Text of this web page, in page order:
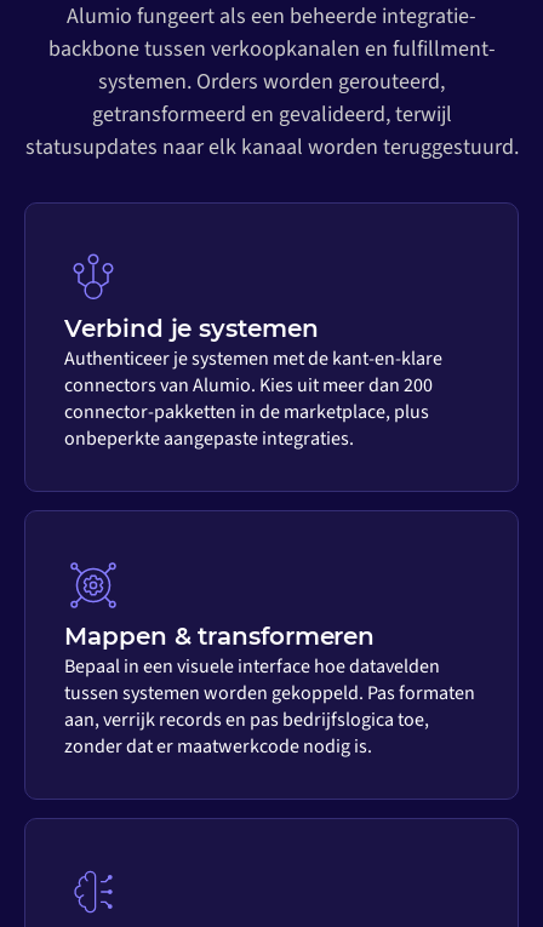
Alumio fungeert als een beheerde integratie-
backbone tussen verkoopkanalen en fulfillment-
systemen. Orders worden gerouteerd,
getransformeerd en gevalideerd, terwijl
statusupdates naar elk kanaal worden teruggestuurd.
Verbind je systemen
Authenticeer je systemen met de kant-en-klare
connectors van Alumio. Kies uit meer dan 200
connector-pakketten in de marketplace, plus
onbeperkte aangepaste integraties.
Mappen & transformeren
Bepaal in een visuele interface hoe datavelden
tussen systemen worden gekoppeld. Pas formaten
aan, verrijk records en pas bedrijfslogica toe,
zonder dat er maatwerkcode nodig is.